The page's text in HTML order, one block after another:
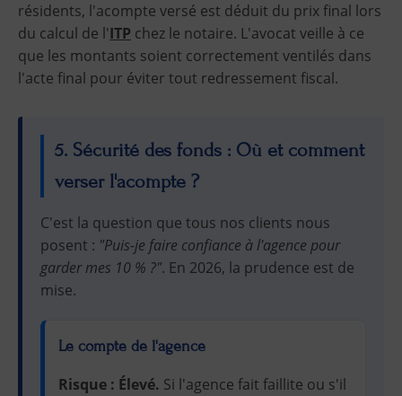
résidents, l'acompte versé est déduit du prix final lors
du calcul de l'ITP chez le notaire. L'avocat veille à ce
que les montants soient correctement ventilés dans
l'acte final pour éviter tout redressement fiscal.
5. Sécurité des fonds : Où et comment
verser l'acompte ?
C'est la question que tous nos clients nous
posent : "Puis-je faire confiance à l'agence pour
garder mes 10 % ?". En 2026, la prudence est de
mise.
Le compte de l'agence
Risque : Élevé. Si l'agence fait faillite ou s'il